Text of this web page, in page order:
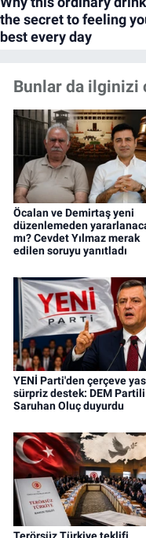
Bunlar da ilginizi
Öcalan ve Demirtaş yeni
düzenlemeden
mı? Cevdet Yılmaz merak
edilen soruyu yanıtladı
YENİ Parti'den çerçeve
sürpriz destek: DEM Partili
Saruhan Oluç duyurdu